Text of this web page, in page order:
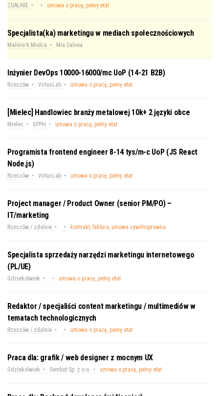
ZDALNIE umowa o pracę, pełny etat
Specjalista(ka) marketingu w mediach społecznościowych
Malinie k.Mielca Mia Calnea
Inżynier DevOps 10000-16000/mc UoP (14-21 B2B)
Rzeszów VirtusLab umowa o pracę, pełny etat
[Mielec] Handlowiec branży metalowej 10k+ 2 języki obce
Mielec GPPH umowa o pracę, pełny etat
Programista frontend engineer 8-14 tys/m-c UoP (JS React
Node.js)
Rzeszów VirtusLab umowa o pracę, pełny etat
Project manager / Product Owner (senior PM/PO) –
IT/marketing
Rzeszów / zdalnie kontrakt, faktura, umowa cywilnoprawna
Specjalista sprzedaży narzędzi marketingu internetowego
(PL/UE)
Gdziekolwiek umowa o pracę, pełny etat
Redaktor / specjaliści content marketingu / multimediów w
tematach technologicznych
Rzeszów / zdalnie umowa o pracę, pełny etat
Praca dla: grafik / web designer z mocnym UX
Gdziekolwiek Sembot Sp. z o.o. umowa o pracę, pełny etat